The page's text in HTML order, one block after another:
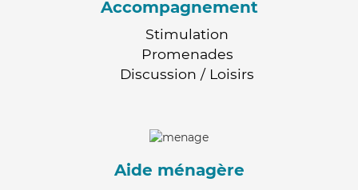
Accompagnement
Stimulation
Promenades
Discussion / Loisirs
Aide ménagère